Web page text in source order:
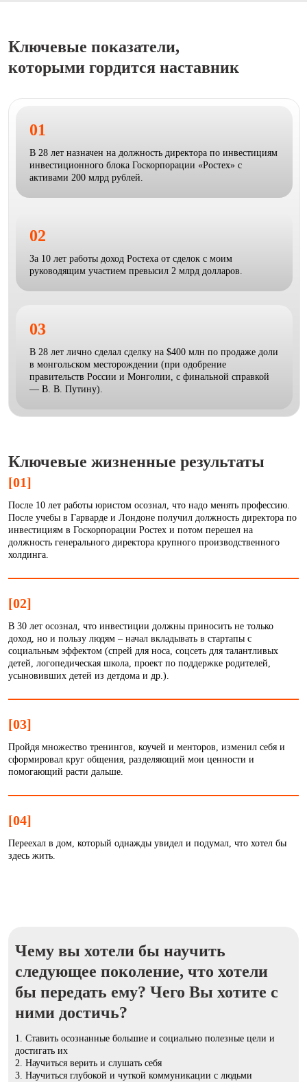
Ключевые показатели,
которыми гордится наставник
01
В 28 лет назначен на должность директора по инвестициям
инвестиционного блока Госкорпорации «Ростех» с
активами 200 млрд рублей.
02
За 10 лет работы доход Ростеха от сделок с моим
руководящим участием превысил 2 млрд долларов.
03
В 28 лет лично сделал сделку на $400 млн по продаже доли
в монгольском месторождении (при одобрение
правительств России и Монголии, с финальной справкой
— В. В. Путину).
Ключевые жизненные результаты
[01]
После 10 лет работы юристом осознал, что надо менять профессию.
После учебы в Гарварде и Лондоне получил должность директора по
инвестициям в Госкорпорации Ростех и потом перешел на
должность генерального директора крупного производственного
холдинга.
[02]
В 30 лет осознал, что инвестиции должны приносить не только
доход, но и пользу людям – начал вкладывать в стартапы с
социальным эффектом (спрей для носа, соцсеть для талантливых
детей, логопедическая школа, проект по поддержке родителей,
усыновивших детей из детдома и др.).
[03]
Пройдя множество тренингов, коучей и менторов, изменил себя и
сформировал круг общения, разделяющий мои ценности и
помогающий расти дальше.
[04]
Переехал в дом, который однажды увидел и подумал, что хотел бы
здесь жить.
Чему вы хотели бы научить
следующее поколение, что хотели
бы передать ему? Чего Вы хотите с
ними достичь?
1. Ставить осознанные большие и социально полезные цели и
достигать их
2. Научиться верить и слушать себя
3. Научиться глубокой и чуткой коммуникации с людьми